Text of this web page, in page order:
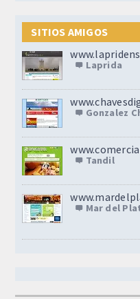
SITIOS AMIGOS
Laprida
Gonzalez
Tandil
Mar del